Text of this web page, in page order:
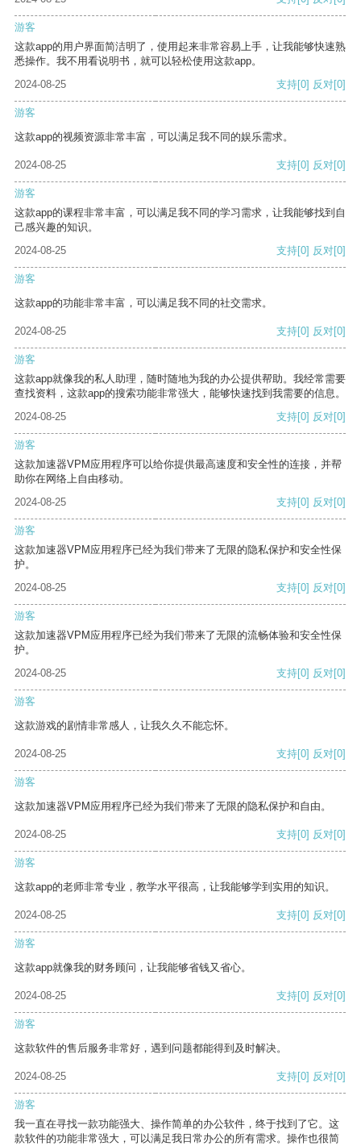
游客
这款app的用户界面简洁明了，使用起来非常容易上手，让我能够快速熟
悉操作。我不用看说明书，就可以轻松使用这款app。
2024-08-25
支持[0] 反对[0]
游客
这款app的视频资源非常丰富，可以满足我不同的娱乐需求。
2024-08-25 支持[0] 反对[0]
游客
这款app的课程非常丰富，可以满足我不同的学习需求，让我能够找到自
己感兴趣的知识。
2024-08-25
支持[0] 反对[0]
游客
这款app的功能非常丰富，可以满足我不同的社交需求。
2024-08-25 支持[0] 反对[0]
游客
这款app就像我的私人助理，随时随地为我的办公提供帮助。我经常需要
查找资料，这款app的搜索功能非常强大，能够快速找到我需要的信息。
2024-08-25
支持[0] 反对[0]
游客
这款加速器VPM应用程序可以给你提供最高速度和安全性的连接，并帮
助你在网络上自由移动。
2024-08-25
支持[0] 反对[0]
游客
这款加速器VPM应用程序已经为我们带来了无限的隐私保护和安全性保
护。
2024-08-25
支持[0] 反对[0]
游客
这款加速器VPM应用程序已经为我们带来了无限的流畅体验和安全性保
护。
2024-08-25
支持[0] 反对[0]
游客
这款游戏的剧情非常感人，让我久久不能忘怀。
2024-08-25 支持[0] 反对[0]
游客
这款加速器VPM应用程序已经为我们带来了无限的隐私保护和自由。
2024-08-25 支持[0] 反对[0]
游客
这款app的老师非常专业，教学水平很高，让我能够学到实用的知识。
2024-08-25 支持[0] 反对[0]
游客
这款app就像我的财务顾问，让我能够省钱又省心。
2024-08-25 支持[0] 反对[0]
游客
这款软件的售后服务非常好，遇到问题都能得到及时解决。
2024-08-25 支持[0] 反对[0]
游客
我一直在寻找一款功能强大、操作简单的办公软件，终于找到了它。这
款软件的功能非常强大，可以满足我日常办公的所有需求。操作也很简